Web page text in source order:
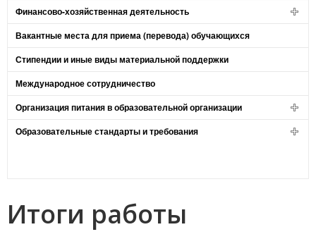
Финансово-хозяйственная деятельность
Вакантные места для приема (перевода) обучающихся
Стипендии и иные виды материальной поддержки
Международное сотрудничество
Организация питания в образовательной организации
Образовательные стандарты и требования
Итоги работы